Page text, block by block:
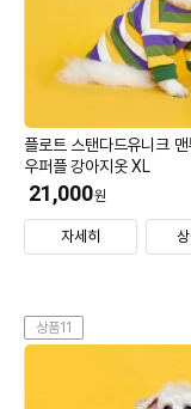
플로트 스탠다드유니크
우퍼플 강아지옷 XL
21,000원
자세히
상품11